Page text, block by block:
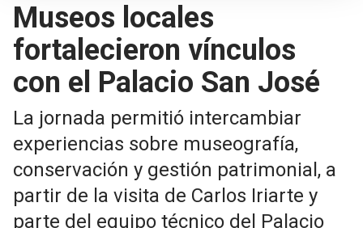
Museos locales
fortalecieron vínculos
con el Palacio San José
La jornada permitió intercambiar
experiencias sobre museografía,
conservación y gestión patrimonial, a
partir de la visita de Carlos Iriarte y
parte del equipo técnico del Palacio